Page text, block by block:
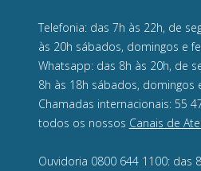
Telefonia: das 7h às 22h, de
às 20h sábados, domingos e
Whatsapp: das 8h às 20h, de
8h às 18h sábados, domingos
Chamadas internacionais: 55
todos os nossos Canais de
Ouvidoria 0800 644 1100: das